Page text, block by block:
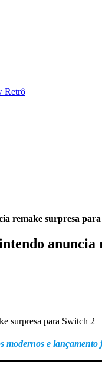
Retrô
remake surpresa
anuncia
modernos e